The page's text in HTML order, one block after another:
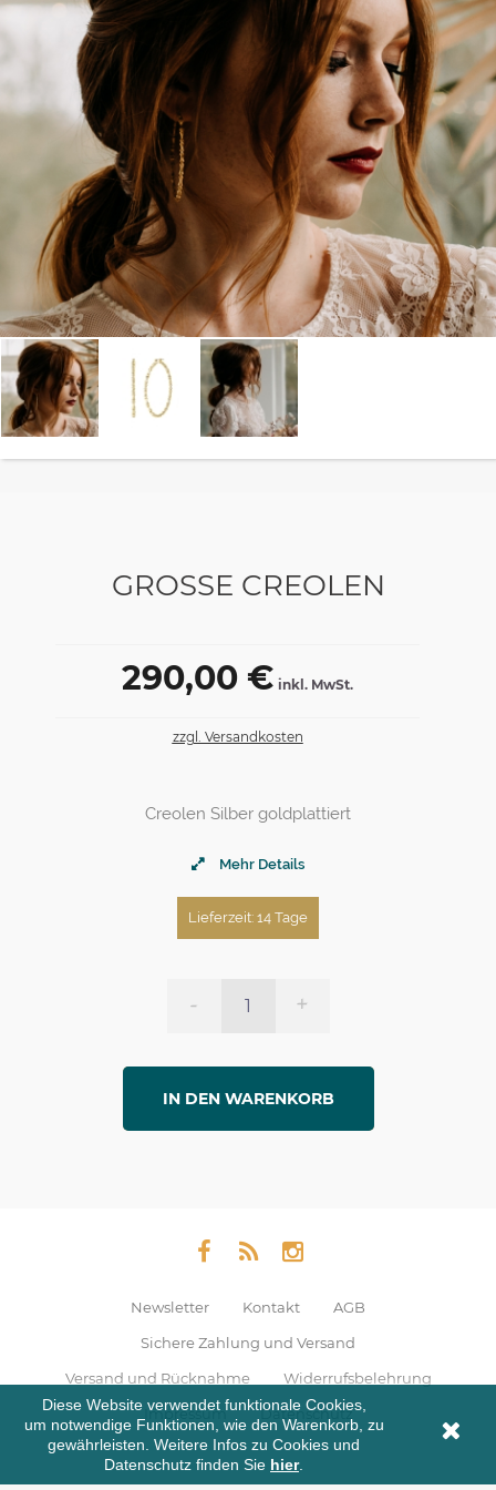
Diese Website verwendet funktionale Cookies,
um notwendige Funktionen, wie den Warenkorb, zu
gewährleisten. Weitere Infos zu Cookies und
Datenschutz finden Sie hier.
GROSSE CREOLEN
290,00 € inkl. MwSt.
zzgl. Versandkosten
Creolen Silber goldplattiert
Mehr Details
Lieferzeit: 14 Tage
- +
IN DEN WARENKORB
Newsletter Kontakt
AGB
Sichere Zahlung und Versand
Versand und Rücknahme
Widerrufsbelehrung
Impressum
Datenschutz